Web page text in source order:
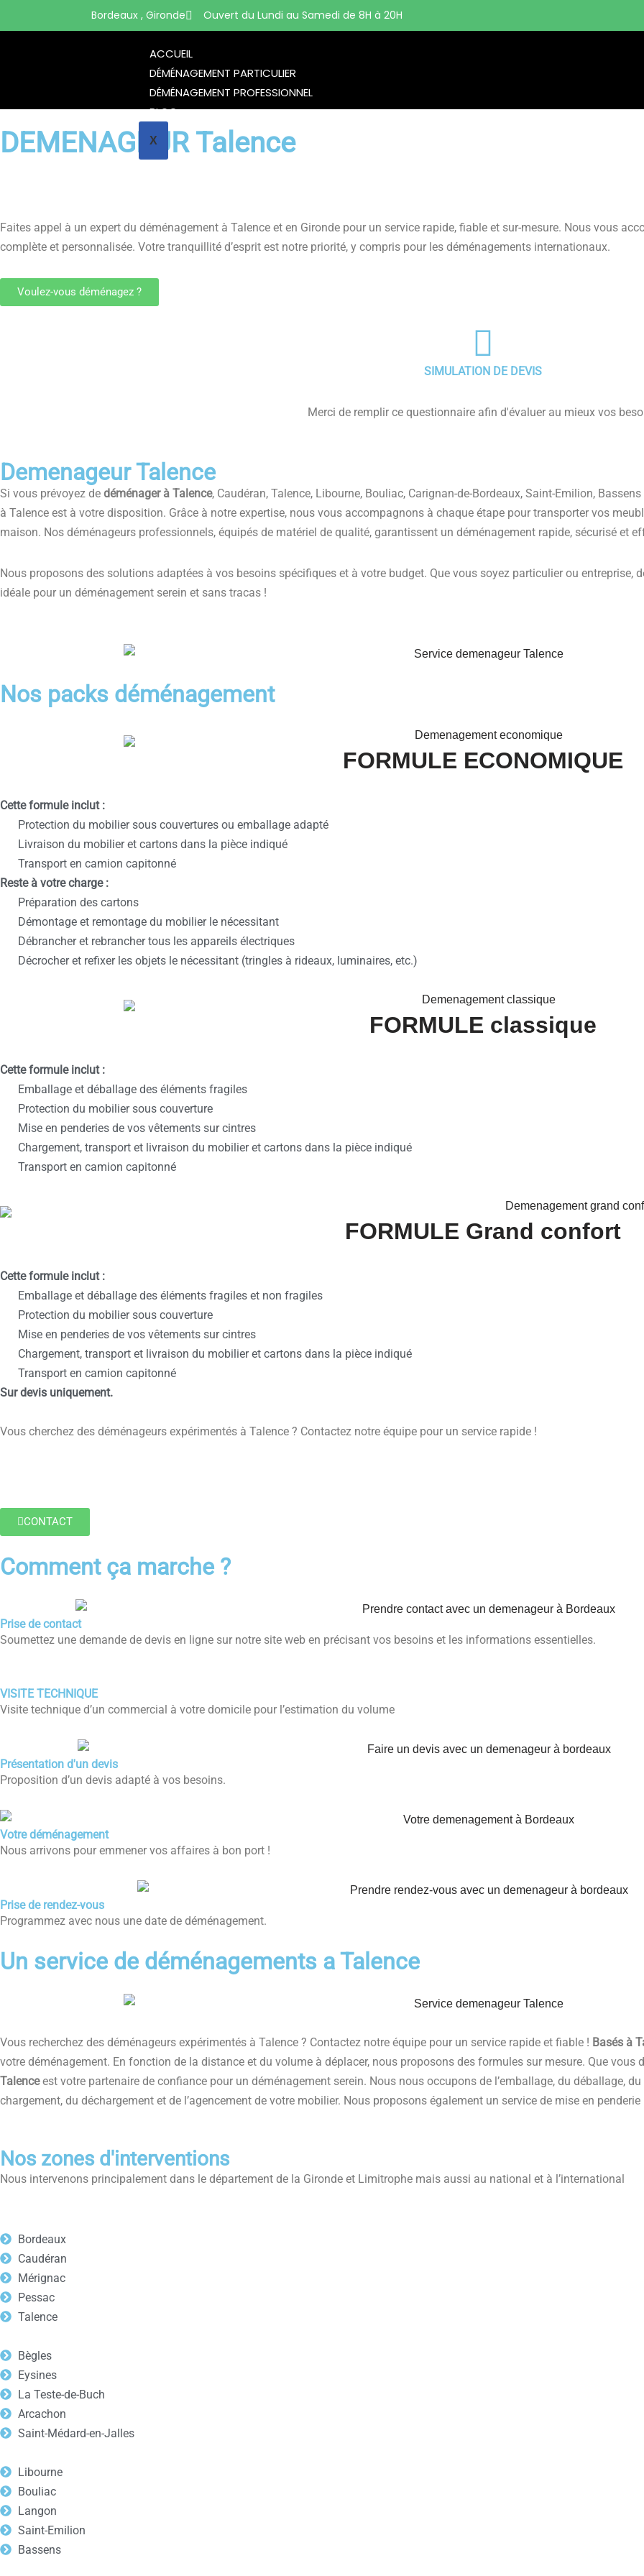
Bordeaux , Gironde Ouvert du Lundi au Samedi de 8H à 20H
ACCUEIL
DÉMÉNAGEMENT PARTICULIER
DÉMÉNAGEMENT PROFESSIONNEL
BLOG
X
DEMENAGEUR Talence
Faites appel à un expert du déménagement à Talence et en Gironde pour un service rapide, fiable et sur-mesure. Nous vous
complète et personnalisée. Votre tranquillité d’esprit est notre priorité, y compris pour les déménagements internationaux.
Voulez-vous déménagez ?
SIMULATION DE DEVIS
Merci de remplir ce questionnaire afin d'évaluer au mieux vos
Demenageur Talence
Si vous prévoyez de déménager à Talence, Caudéran, Talence, Libourne, Bouliac, Carignan-de-Bordeaux, Saint-Emilion,
à Talence est à votre disposition. Grâce à notre expertise, nous vous accompagnons à chaque étape pour transporter vos
maison. Nos déménageurs professionnels, équipés de matériel de qualité, garantissent un déménagement rapide, sécurisé et
Nous proposons des solutions adaptées à vos besoins spécifiques et à votre budget. Que vous soyez particulier ou entreprise,
idéale pour un déménagement serein et sans tracas !
Nos packs déménagement
FORMULE ECONOMIQUE
Cette formule inclut :
Protection du mobilier sous couvertures ou emballage adapté
Livraison du mobilier et cartons dans la pièce indiqué
Transport en camion capitonné
Reste à votre charge :
Préparation des cartons
Démontage et remontage du mobilier le nécessitant
Débrancher et rebrancher tous les appareils électriques
Décrocher et refixer les objets le nécessitant (tringles à rideaux, luminaires, etc.)
FORMULE classique
Cette formule inclut :
Emballage et déballage des éléments fragiles
Protection du mobilier sous couverture
Mise en penderies de vos vêtements sur cintres
Chargement, transport et livraison du mobilier et cartons dans la pièce indiqué
Transport en camion capitonné
FORMULE Grand confort
Cette formule inclut :
Emballage et déballage des éléments fragiles et non fragiles
Protection du mobilier sous couverture
Mise en penderies de vos vêtements sur cintres
Chargement, transport et livraison du mobilier et cartons dans la pièce indiqué
Transport en camion capitonné
Sur devis uniquement.
Vous cherchez des déménageurs expérimentés à Talence ? Contactez notre équipe pour un service rapide !
CONTACT
Comment ça marche ?
Prise de contact
Soumettez une demande de devis en ligne sur notre site web en précisant vos besoins et les informations essentielles.
VISITE TECHNIQUE
Visite technique d’un commercial à votre domicile pour l’estimation du volume
Présentation d'un devis
Proposition d’un devis adapté à vos besoins.
Votre déménagement
Nous arrivons pour emmener vos affaires à bon port !
Prise de rendez-vous
Programmez avec nous une date de déménagement.
Un service de déménagements a Talence
Vous recherchez des déménageurs expérimentés à Talence ? Contactez notre équipe pour un service rapide et fiable ! Basés à
votre déménagement. En fonction de la distance et du volume à déplacer, nous proposons des formules sur mesure. Que
Talenceest votre partenaire de confiance pour un déménagement serein. Nous nous occupons de l’emballage, du déballage,
chargement, du déchargement et de l’agencement de votre mobilier. Nous proposons également un service de mise en
Nos zones d'interventions
Nous intervenons principalement dans le département de la Gironde et Limitrophe mais aussi au national et à l’international
Bordeaux
Caudéran
Mérignac
Pessac
Talence
Bègles
Eysines
La Teste-de-Buch
Arcachon
Saint-Médard-en-Jalles
Libourne
Bouliac
Langon
Saint-Emilion
Bassens